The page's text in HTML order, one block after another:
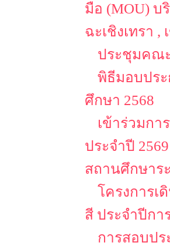
มือ (MOU) บ
ฉะเชิงเทรา
ประชุมคณ
พิธีมอบประ
ศึกษา 2568
เข้าร่วมกา
ประจำปี
สถานศึกษาร
โครงการเ
สี ประจำปีกา
การสอบปร